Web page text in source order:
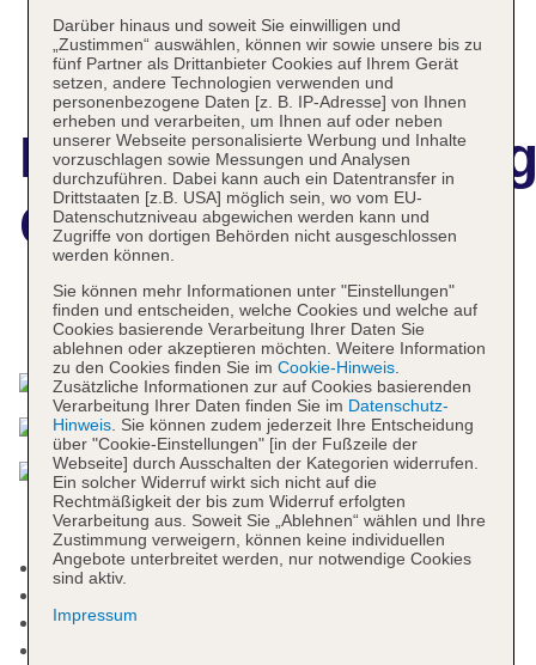
Cape Kudu Hotel
Das bietet Ihre Unterkunft
Nichtraucherhotel, Raucherbereich
Check-out Zeit bis 12:00 Uhr
Darüber hinaus und soweit Sie einwilligen und
„Zustimmen“ auswählen, können wir sowie unsere bis zu
fünf Partner als Drittanbieter Cookies auf Ihrem Gerät
setzen, andere Technologien verwenden und
personenbezogene Daten [z. B. IP-Adresse] von Ihnen
erheben und verarbeiten, um Ihnen auf oder neben
unserer Webseite personalisierte Werbung und Inhalte
vorzuschlagen sowie Messungen und Analysen
durchzuführen. Dabei kann auch ein Datentransfer in
Drittstaaten [z.B. USA] möglich sein, wo vom EU-
Datenschutzniveau abgewichen werden kann und
Zugriffe von dortigen Behörden nicht ausgeschlossen
werden können.
Sie können mehr Informationen unter "Einstellungen"
finden und entscheiden, welche Cookies und welche auf
Cookies basierende Verarbeitung Ihrer Daten Sie
ablehnen oder akzeptieren möchten. Weitere Information
zu den Cookies finden Sie im Cookie-Hinweis.
Zusätzliche Informationen zur auf Cookies basierenden
Verarbeitung Ihrer Daten finden Sie im Datenschutz-
Hinweis. Sie können zudem jederzeit Ihre Entscheidung
über "Cookie-Einstellungen" [in der Fußzeile der
Webseite] durch Ausschalten der Kategorien widerrufen.
Ein solcher Widerruf wirkt sich nicht auf die
Rechtmäßigkeit der bis zum Widerruf erfolgten
Verarbeitung aus. Soweit Sie „Ablehnen“ wählen und Ihre
Zustimmung verweigern, können keine individuellen
Angebote unterbreitet werden, nur notwendige Cookies
sind aktiv.
Impressum